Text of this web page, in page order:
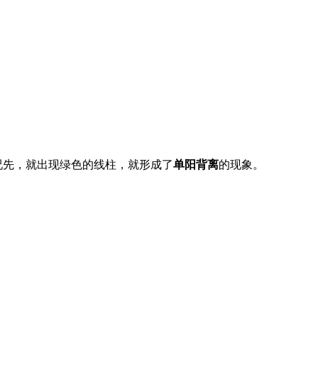
，就出现绿色的线柱，就形成了单阳背离的现象。